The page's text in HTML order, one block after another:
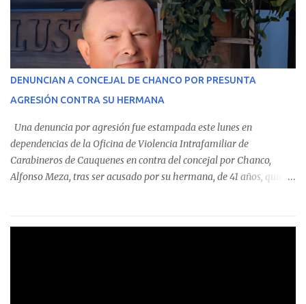
monto total de $116.075.918 entre enero de 2024 y junio de 2025.
En el detalle regional, se indica que en la comuna de Cauquenes se
identificó a cuatro funcionarios involucrados en este tipo de
operaciones. Asimismo, se precisa que uno de los casos
corresponde a un funcionario de la Municipalidad de Chanco,
detectaron incumplimientos a la normativa vigente. El informe
precisa que la mayor cantidad de dinero apostado se registró en
Talca, donde...
DENUNCIAN A CONCEJAL DE CHANCO POR PRESUNTA
AGRESIÓN CONTRA SU HERMANA
Una denuncia por agresión fue estampada este lunes en
dependencias de la Oficina de Violencia Intrafamiliar de
Carabineros de Cauquenes en contra del concejal por Chanco,
Alfonso Meza, tras ser acusado por su hermana, de 41 años, quien
relató que los hechos ocurrieron cerca de las 11:30 horas en el